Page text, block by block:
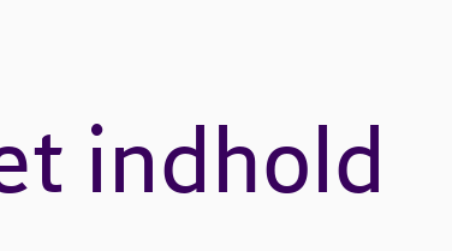
indhold